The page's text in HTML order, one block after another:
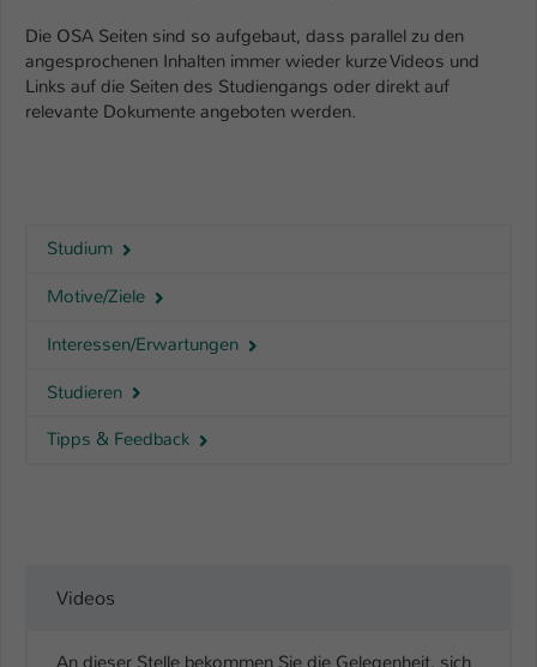
Die OSA Seiten sind so aufgebaut, dass parallel zu den
angesprochenen Inhalten immer wieder kurze Videos und
Links auf die Seiten des Studiengangs oder direkt auf
relevante Dokumente angeboten werden.
Studium
Motive/Ziele
Interessen/Erwartungen
Studieren
Tipps & Feedback
Videos